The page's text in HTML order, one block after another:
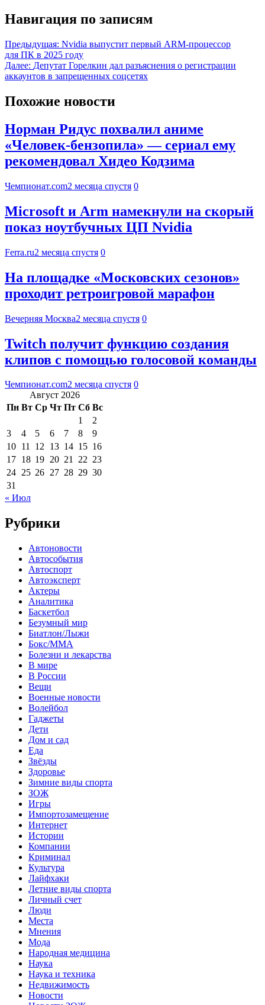
Навигация по записям
Предыдущая: Nvidia выпустит первый ARM-процессор
для ПК в 2025 году
Далее: Депутат Горелкин дал разъяснения о регистрации
аккаунтов в запрещенных соцсетях
Похожие новости
Норман Ридус похвалил аниме
«Человек-бензопила» — сериал ему
рекомендовал Хидео Кодзима
Чемпионат.com2 месяца спустя 0
Microsoft и Arm намекнули на скорый
показ ноутбучных ЦП Nvidia
Ferra.ru2 месяца спустя 0
На площадке «Московских сезонов»
проходит ретроигровой марафон
Вечерняя Москва2 месяца спустя 0
Twitch получит функцию создания
клипов с помощью голосовой команды
Чемпионат.com2 месяца спустя 0
Август 2026
Пн Вт Ср Чт Пт Сб Вс
1
2
3
4 5 6 7 8
9
10 11 12 13 14 15 16
17 18 19 20 21 22 23
24 25 26 27 28 29 30
31
« Июл
Рубрики
Автоновости
Автособытия
Автоспорт
Автоэксперт
Актеры
Аналитика
Баскетбол
Безумный мир
Биатлон/Лыжи
Бокс/MMA
Болезни и лекарства
В мире
В России
Вещи
Военные новости
Волейбол
Гаджеты
Дети
Дом и сад
Еда
Звёзды
Здоровье
Зимние виды спорта
ЗОЖ
Игры
Импортозамещение
Интернет
Истории
Компании
Криминал
Культура
Лайфхаки
Летние виды спорта
Личный счет
Люди
Места
Мнения
Мода
Народная медицина
Наука
Наука и техника
Недвижимость
Новости